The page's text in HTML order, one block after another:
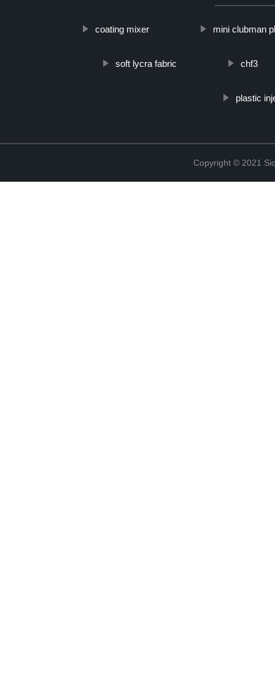
coating mixer mini clubman
soft lycra fabric chf3
plastic
Copyright © 2021